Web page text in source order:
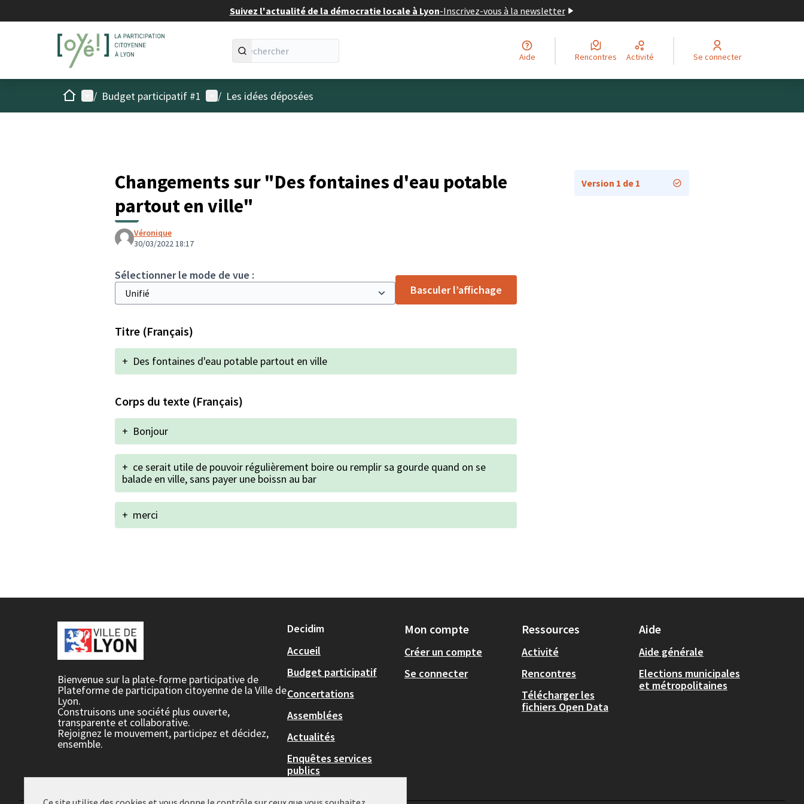
Suivez l'actualité de la démocratie locale à Lyon-Inscrivez-vous à la newsletter
Aide Rencontres Activité Se connecter
AccueilMenu principal
/ Budget participatif #1 Menu utilisateur
/ Les idées déposées
Changements sur "Des fontaines d'eau potable
partout en ville"
Véronique
30/03/2022 18:17
Sélectionner le mode de vue :
Basculer l’affichage
Titre (Français)
+ Des fontaines d'eau potable partout en ville
Corps du texte (Français)
+ Bonjour
+ ce serait utile de pouvoir régulièrement boire ou remplir sa gourde quand on se
balade en ville, sans payer une boissn au bar
+ merci
Version 1 de 1
Bienvenue sur la plate-forme participative de
Plateforme de participation citoyenne de la Ville de
Lyon.
Construisons une société plus ouverte,
transparente et collaborative.
Rejoignez le mouvement, participez et décidez,
ensemble.
Decidim
Accueil
Budget participatif
Concertations
Assemblées
Actualités
Enquêtes services
publics
Mon compte
Créer un compte
Se connecter
Ressources
Activité
Rencontres
Télécharger les
fichiers Open Data
Aide
Aide générale
Elections municipales
et métropolitaines